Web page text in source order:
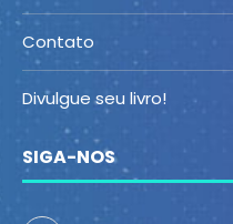
Contato
Divulgue seu livro!
SIGA-NOS